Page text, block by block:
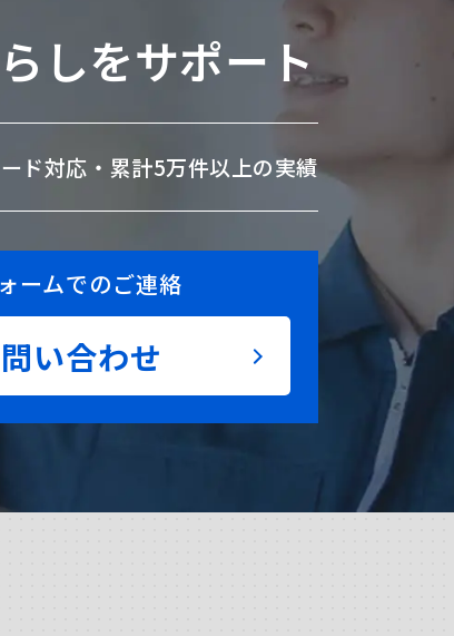
しをサポート
ド対応・ 累計5万件以上の実績
ームでのご連絡
い合わせ